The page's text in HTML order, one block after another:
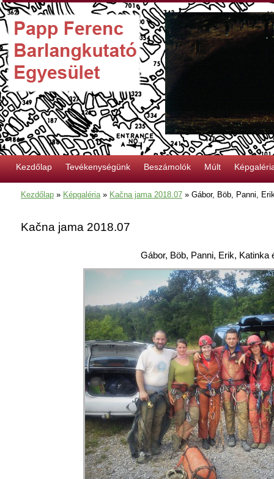
Kezdőlap Tevékenységünk Beszámolók Múlt
Kezdőlap » Képgaléria» Kačna jama 2018.07 » Gábor, Böb, Panni,
Kačna jama 2018.07
Gábor, Böb, Panni, Erik, Katinka